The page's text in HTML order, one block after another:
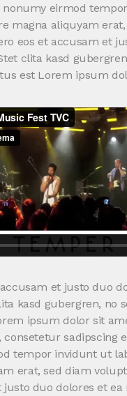
nonumy eirmod
magna aliquyam
eos et accusam et
clita kasd
est Lorem ipsum
et justo duo
kasd gubergren, no
ipsum dolor sit
consetetur sadipscing
tempor invidunt ut
erat, sed diam
justo duo dolores et